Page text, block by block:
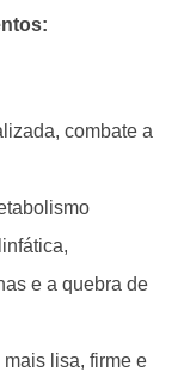
combate a
e a quebra de
mais lisa, firme e